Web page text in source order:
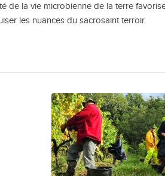
de la vie microbienne de la terre
les nuances du sacrosaint terroir.